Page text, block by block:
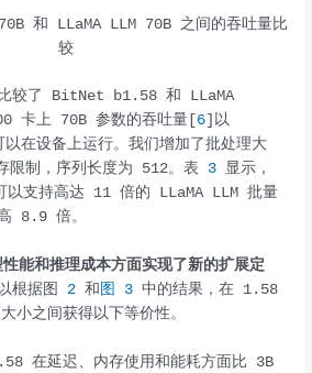
和 LLaMA LLM 70B 之间的吞吐量比
较
比较了 BitNet b1.58 和 LLaMA
卡上 70B 参数的吞吐量[ 6 ]以
在设备上运行。我们增加了批处理大
限制，序列长度为 512。表 3 显示，
支持高达 11 倍的 LLaMA LLM 批量
8.9 倍。
能和推理成本方面实现了新的扩展定
根据图 2 和 图 3 中的结果，在 1.58
小之间获得以下等价性。
在延迟、内存使用和能耗方面比 3B